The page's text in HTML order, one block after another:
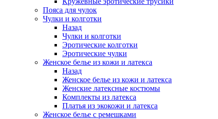
Пояса для чулок
Чулки и колготки
Назад
Чулки и колготки
Эротические колготки
Эротические чулки
Женское белье из кожи и латекса
Назад
Женское белье из кожи и латекса
Женские латексные костюмы
Комплекты из латекса
Платья из экокожи и латекса
Женское белье с ремешками